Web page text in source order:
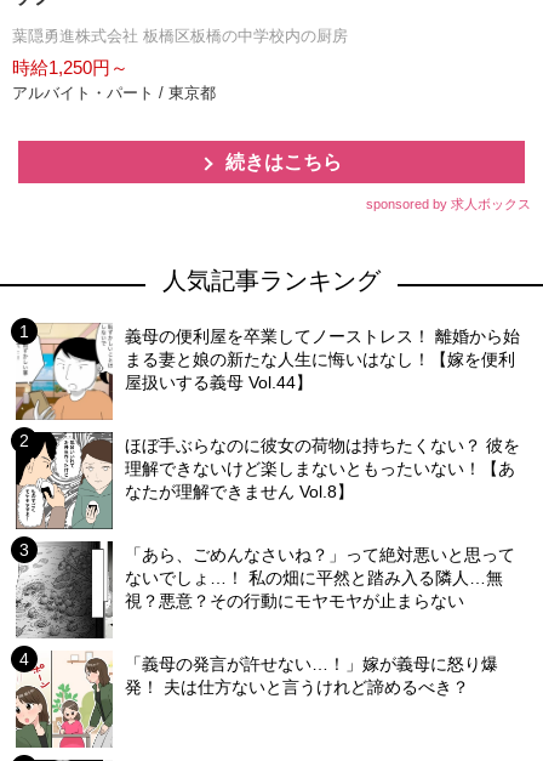
葉隠勇進株式会社 板橋区板橋の中学校内の厨房
時給1,250円～
アルバイト・パート / 東京都
続きはこちら
sponsored by 求人ボックス
人気記事ランキング
義母の便利屋を卒業してノーストレス！ 離婚から始
まる妻と娘の新たな人生に悔いはなし！【嫁を便利
屋扱いする義母 Vol.44】
ほぼ手ぶらなのに彼女の荷物は持ちたくない？ 彼を
理解できないけど楽しまないともったいない！【あ
なたが理解できません Vol.8】
「あら、ごめんなさいね？」って絶対悪いと思って
ないでしょ…！ 私の畑に平然と踏み入る隣人…無
視？悪意？その行動にモヤモヤが止まらない
「義母の発言が許せない…！」嫁が義母に怒り爆
発！ 夫は仕方ないと言うけれど諦めるべき？